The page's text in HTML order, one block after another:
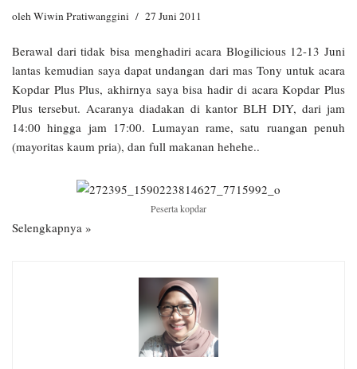
oleh Wiwin Pratiwanggini 27 Juni 2011
Berawal dari tidak bisa menghadiri acara Blogilicious 12-13 Juni
lantas kemudian saya dapat undangan dari mas Tony untuk acara
Kopdar Plus Plus, akhirnya saya bisa hadir di acara Kopdar Plus
Plus tersebut. Acaranya diadakan di kantor BLH DIY, dari jam
14:00 hingga jam 17:00. Lumayan rame, satu ruangan penuh
(mayoritas kaum pria), dan full makanan hehehe..
Peserta kopdar
Selengkapnya »